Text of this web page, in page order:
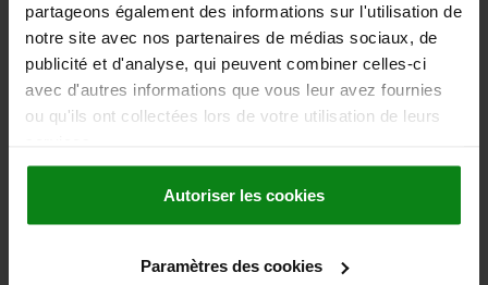
partageons également des informations sur l'utilisation de
notre site avec nos partenaires de médias sociaux, de
publicité et d'analyse, qui peuvent combiner celles-ci
avec d'autres informations que vous leur avez fournies
ou qu'ils ont collectées lors de votre utilisation de leurs
Autoriser les cookies
Paramètres des cookies
GOUPILLE D'ARRÊT VERROUILLABLE, FORME:B AVEC
CREUX DE POIGNÉE ET, D1=8, L=50, ACIER INOX.
FORCE DE CISAILLEMENT DOUBLE KN MAX.=38
FORME=B